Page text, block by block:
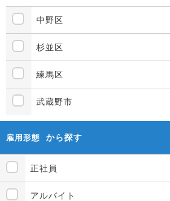
中野区
杉並区
練馬区
武蔵野市
雇用形態 から探す
正社員
アルバイト